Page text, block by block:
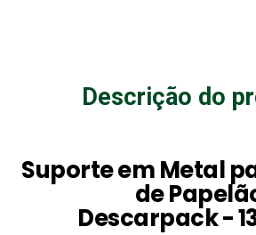
Descrição do
Suporte em Metal
de
Descarpack -